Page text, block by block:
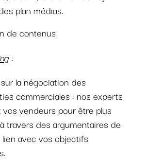
plan médias.
de contenus
:
la négociation des
commerciales : nos experts
vendeurs pour être plus
travers des argumentaires de
avec vos objectifs